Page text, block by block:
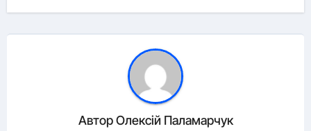
АвторОлексій Паламарчук